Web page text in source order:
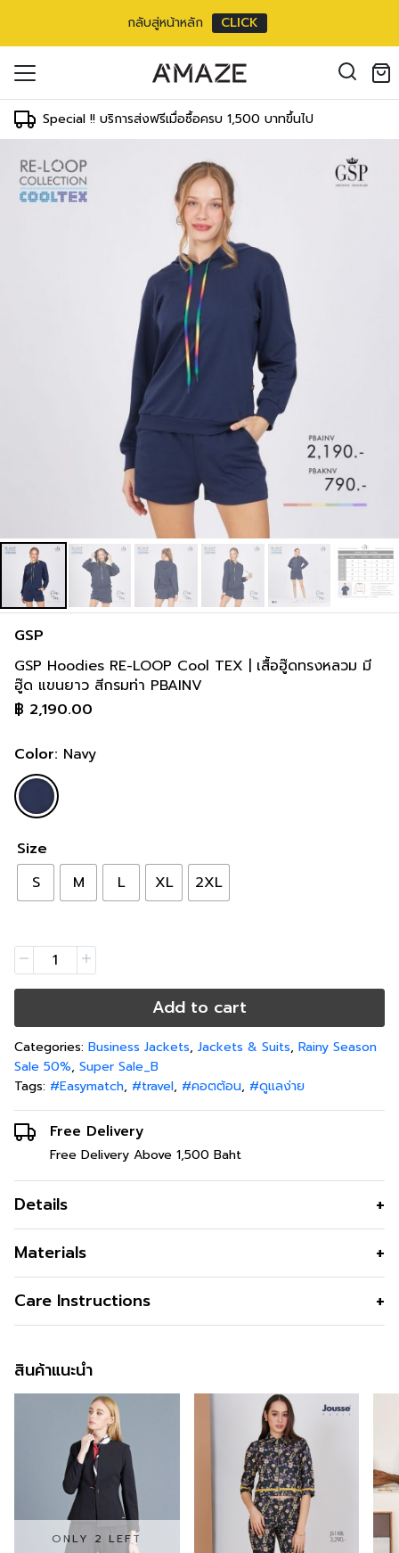
กลับสู่หน้าหลัก CLICK
Special !! บริการส่งฟรีเมื่อซื้อครบ 1,500 บาทขึ้นไป
GSP
GSP Hoodies RE-LOOP Cool TEX | เสื้อฮู๊ดทรงหลวม มี
ฮู๊ด แขนยาว สีกรมท่า PBAINV
฿ 2,190.00
Color: Navy
Size
S
M L XL 2XL
Add to cart
Categories: Business Jackets, Jackets & Suits, Rainy Season
Sale 50%, Super Sale_B
Tags: #Easymatch, #travel, #คอตต้อน, #ดูแลง่าย
Free Delivery
Free Delivery Above 1,500 Baht
Details
เนื้อผ้าเนื้อหนา อยู่ทรง สัมผัสนุ่ม ระบายอากาศ แบรนด์ GSP
Materials
เนื้อผ้า
รูปทรง
ทรงหลวม
รูปทรงแขน
ดีไซน์ตกแต่ง
เชือกรูดลายรุ้ง
สี
Navy
Care Instructions
สินค้าแนะนำ
ONLY 2 LEFT
in the cart.
address*
คลิกที่นี่เพื่อสมัครสมาชิก
คุณเพื่อรองรับประสบการณ์การใช้งาน